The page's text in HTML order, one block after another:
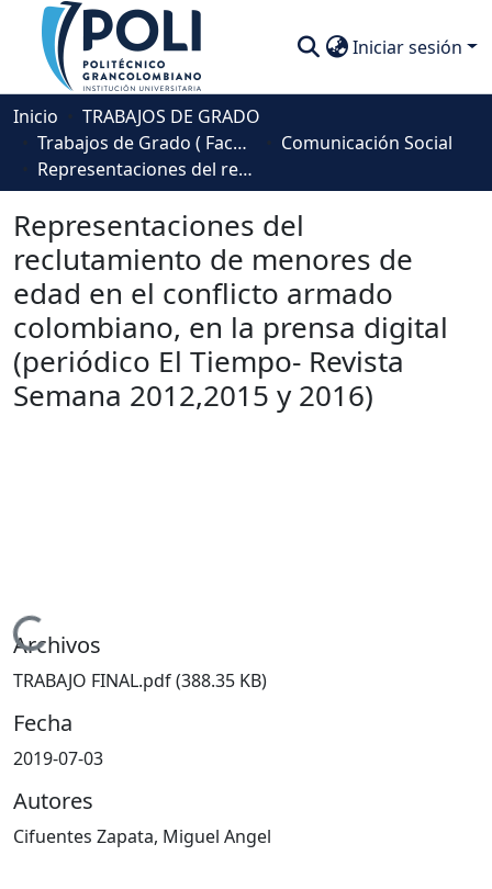
Iniciar sesión
Comunidades
Descubre
Inicio
TRABAJOS DE GRADO
Trabajos de Grado ( Facultad de Sociedad, Cultura y Creatividad)
Comunicación Social
Representaciones del reclutamiento de menores de edad en el conflicto armado colombiano, en la prensa digital (periódico El Tiempo- Revista Semana 2012,2015 y 2016)
Representaciones del
reclutamiento de menores de
edad en el conflicto armado
colombiano, en la prensa digital
(periódico El Tiempo- Revista
Semana 2012,2015 y 2016)
Cargando...
Archivos
TRABAJO FINAL.pdf(388.35 KB)
Fecha
2019-07-03
Autores
Cifuentes Zapata, Miguel Angel